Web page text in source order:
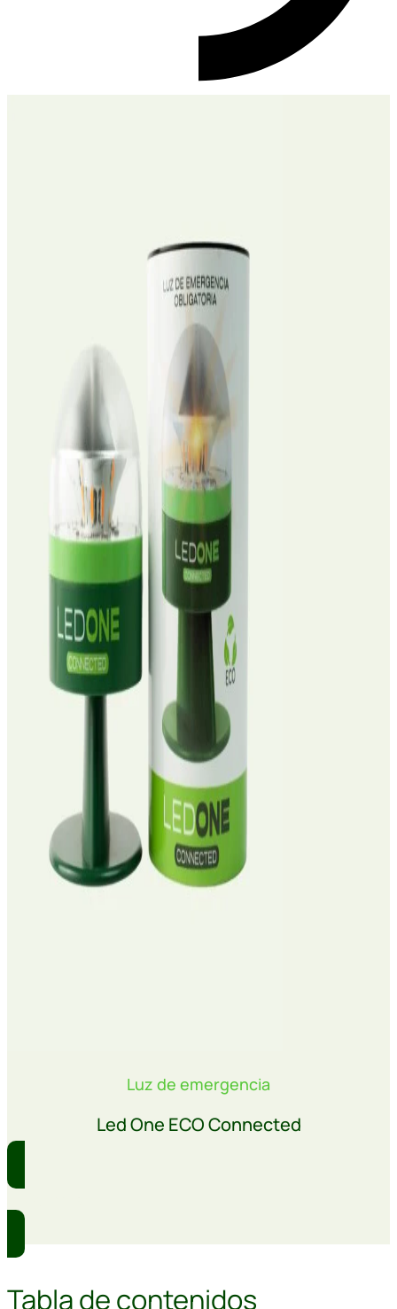
Luz de emergencia
Led One ECO Connected
Tabla de contenidos